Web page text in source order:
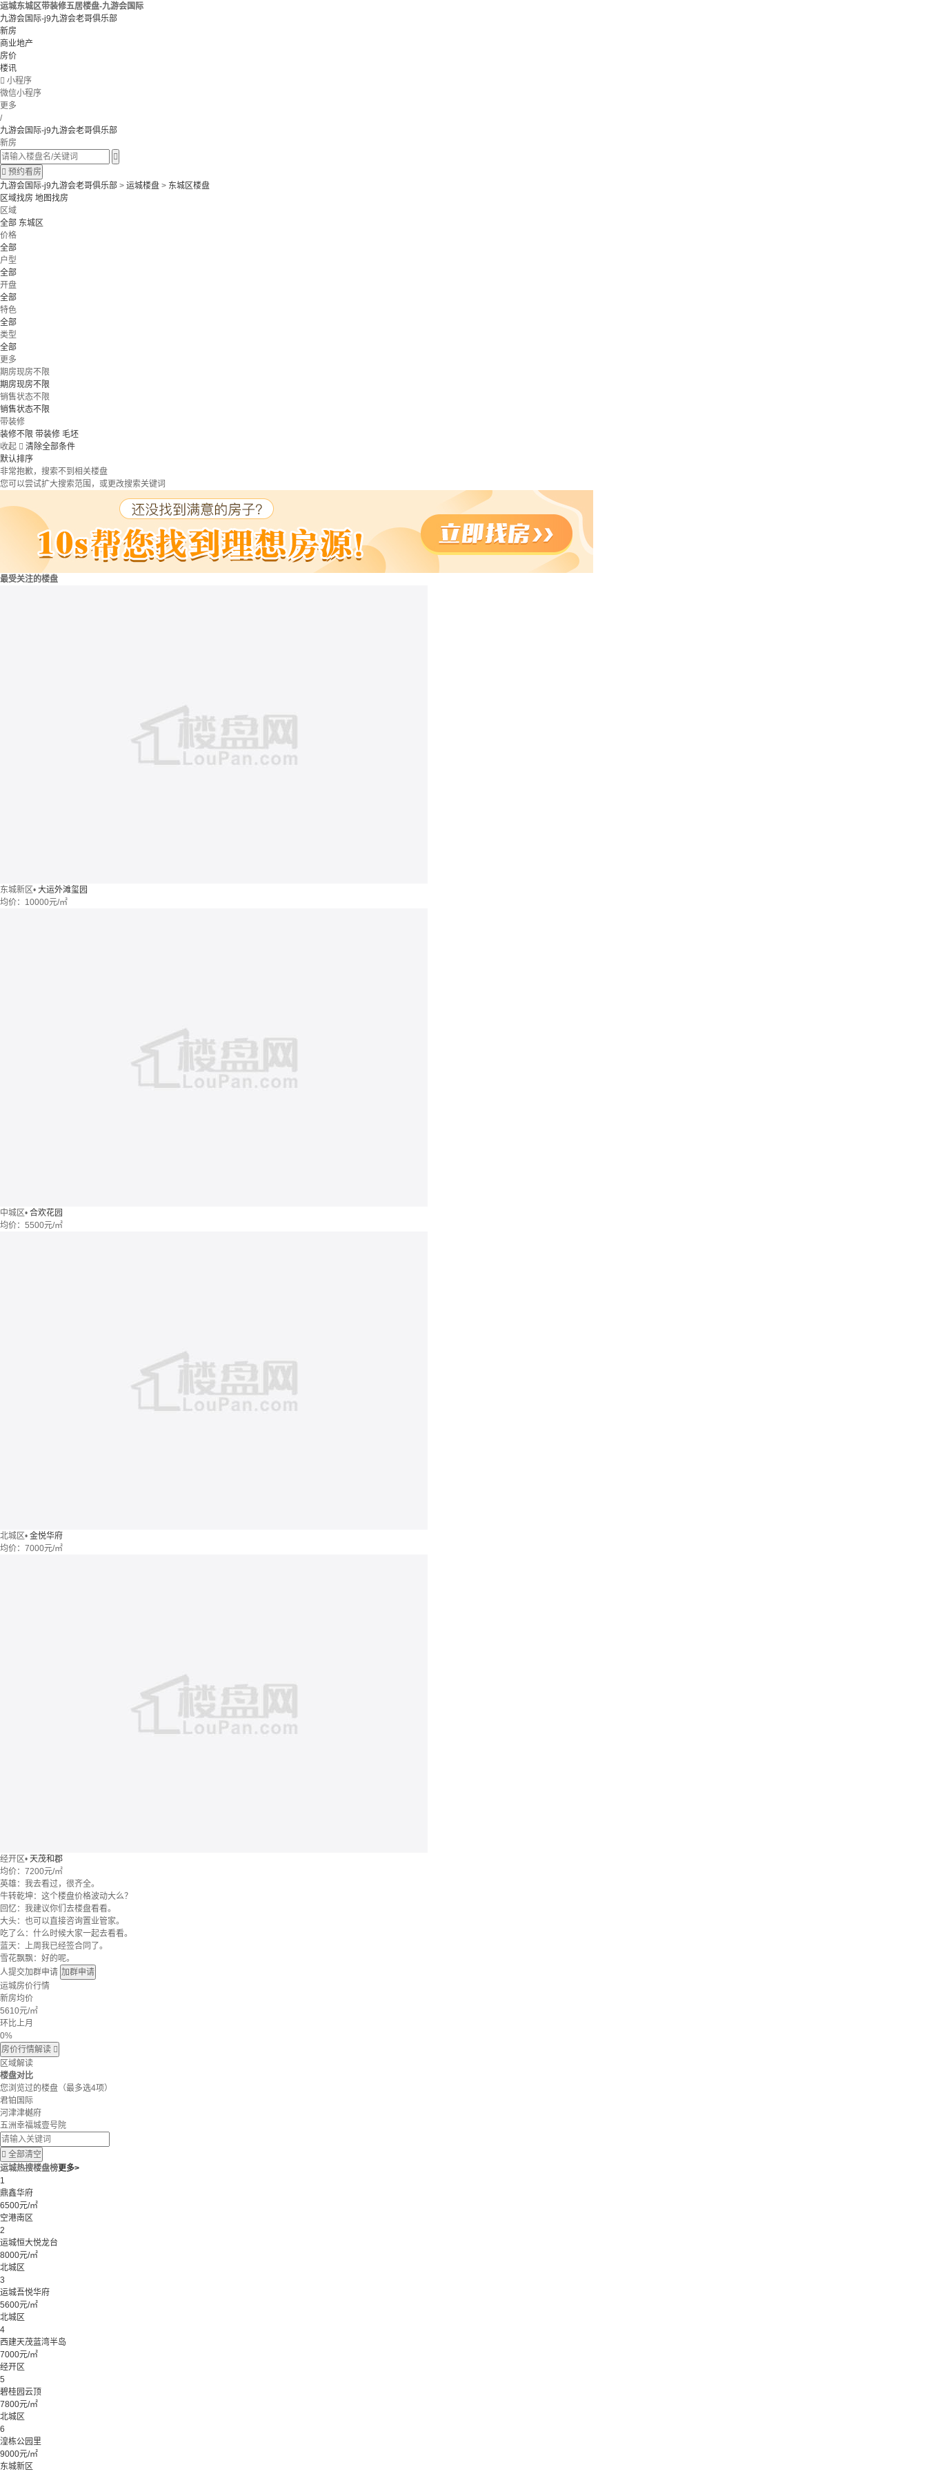
运城东城区带装修五居楼盘-九游会国际
九游会国际-j9九游会老哥俱乐部
新房
商业地产
房价
楼讯
 小程序
微信小程序
更多
/
九游会国际-j9九游会老哥俱乐部
新房

 预约看房
九游会国际-j9九游会老哥俱乐部 > 运城楼盘 > 东城区楼盘
区域找房 地图找房
区域
全部 东城区
价格
全部
户型
全部
开盘
全部
特色
全部
类型
全部
更多
期房现房不限
期房现房不限
销售状态不限
销售状态不限
带装修
装修不限 带装修 毛坯
收起  清除全部条件
默认排序
非常抱歉，搜索不到相关楼盘
您可以尝试扩大搜索范围，或更改搜索关键词
最受关注的楼盘
东城新区• 大运外滩玺园
均价： 10000元/㎡
中城区• 合欢花园
均价： 5500元/㎡
北城区• 金悦华府
均价： 7000元/㎡
经开区• 天茂和郡
均价： 7200元/㎡
英雄：我去看过，很齐全。
牛转乾坤：这个楼盘价格波动大么？
回忆：我建议你们去楼盘看看。
大头：也可以直接咨询置业管家。
吃了么：什么时候大家一起去看看。
蓝天：上周我已经签合同了。
雪花飘飘：好的呢。
人提交加群申请 加群申请
运城房价行情
新房均价
5610元/㎡
环比上月
0%
房价行情解读 
区域解读
楼盘对比
您浏览过的楼盘 （最多选4项）
君铂国际
河津津樾府
五洲幸福城壹号院
 全部清空
运城热搜楼盘榜更多>
1
鼎鑫华府
6500元/㎡
空港南区
2
运城恒大悦龙台
8000元/㎡
北城区
3
运城吾悦华府
5600元/㎡
北城区
4
西建天茂蓝湾半岛
7000元/㎡
经开区
5
碧桂园云顶
7800元/㎡
北城区
6
湟栋公园里
9000元/㎡
东城新区